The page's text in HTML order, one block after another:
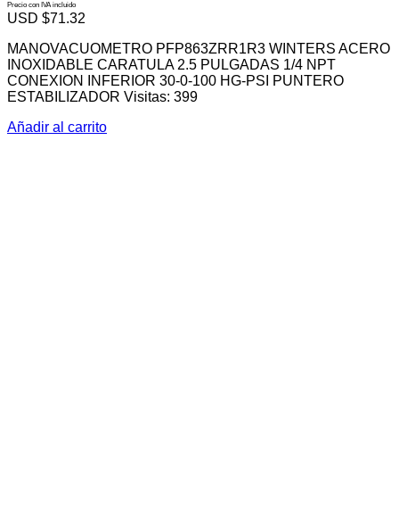
Precio con IVA incluido
USD $71.32
MANOVACUOMETRO PFP863ZRR1R3 WINTERS ACERO
INOXIDABLE CARATULA 2.5 PULGADAS 1/4 NPT
CONEXION INFERIOR 30-0-100 HG-PSI PUNTERO
ESTABILIZADOR Visitas: 399
Añadir al carrito